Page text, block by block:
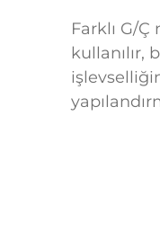
Farklı G/
kullanılır,